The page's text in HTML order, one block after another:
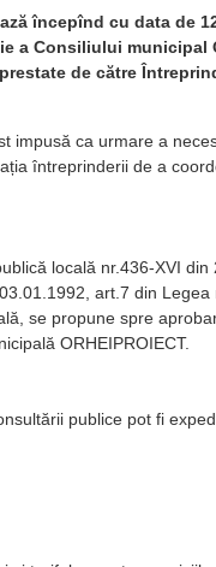
începînd cu data de
a Consiliului municipal
de către
impusă ca urmare a
întreprinderii de a
locală nr.436-XVI din
art.7 din Legea
se propune spre
ORHEIPROIECT.
publice pot fi